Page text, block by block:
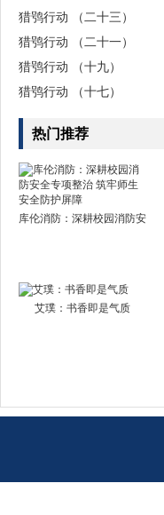
猎鸮行动 （二十三）
猎鸮行动 （二十一）
猎鸮行动 （十九）
猎鸮行动 （十七）
热门推荐
库伦消防：深耕校园消防安
艾璞：书香即是气质